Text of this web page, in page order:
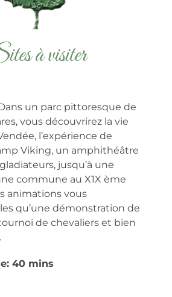
à visiter
un parc pittoresque de
vous découvrirez la vie
l’expérience de
Viking, un amphithéâtre
jusqu’à une
commune au X1X ème
animations vous
qu’une démonstration de
de chevaliers et bien
40 mins